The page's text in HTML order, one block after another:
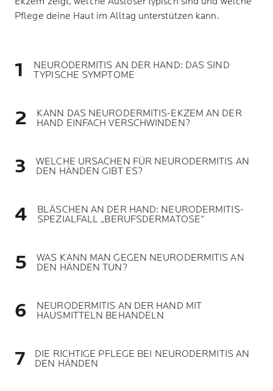
Pflege deine Haut im Alltag unterstützen kann.
NEURODERMITIS AN DER HAND: DAS SIND
TYPISCHE SYMPTOME
KANN DAS NEURODERMITIS-EKZEM AN DER
HAND EINFACH VERSCHWINDEN?
WELCHE URSACHEN FÜR NEURODERMITIS AN
DEN HÄNDEN GIBT ES?
BLÄSCHEN AN DER HAND: NEURODERMITIS-
SPEZIALFALL „BERUFSDERMATOSE“
WAS KANN MAN GEGEN NEURODERMITIS AN
DEN HÄNDEN TUN?
NEURODERMITIS AN DER HAND MIT
HAUSMITTELN BEHANDELN
DIE RICHTIGE PFLEGE BEI NEURODERMITIS AN
DEN HÄNDEN